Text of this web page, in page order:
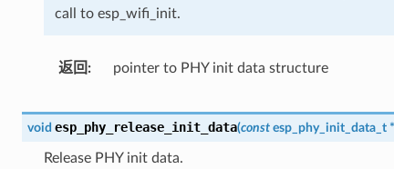
call to esp_wifi_init.
返回 pointer to PHY init data structure
void esp_phy_release_init_data(const esp_phy_init_data_t *
Release PHY init data.